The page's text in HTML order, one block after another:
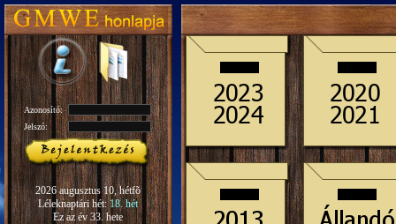
Azonosító:
Jelszó:
2026 augusztus 10, hétfõ
Léleknaptári hét:18. hét
Ez az év 33. hete